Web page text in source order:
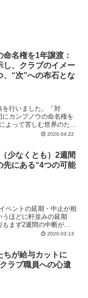
命名権を1年譲渡：
し、クラブのイメー
、“次”への布石とな
を行いました。「対
カンプノウの命名権を
よって苦しむ世界のため
いるバルサが出来ること
2020.04.22
少なくとも）2週間
先にある“4つの可能
ベントの延期・中止が相
ほどに軒並みの延期
まず2週間の中断が決
一番目立っているのは復
2020.03.13
ちが給与カットに
ラブ職員への心遣